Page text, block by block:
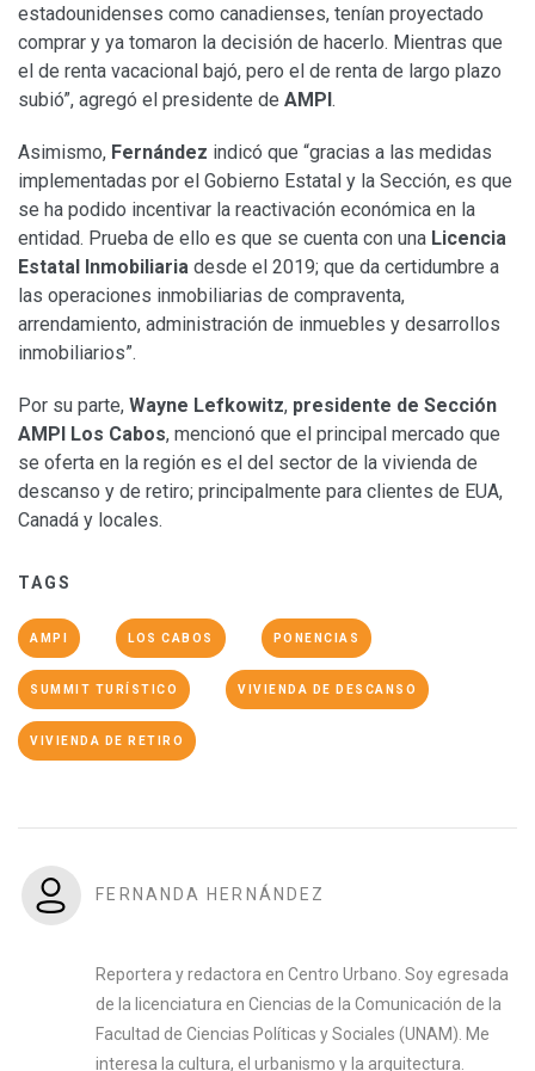
estadounidenses como canadienses, tenían proyectado
comprar y ya tomaron la decisión de hacerlo. Mientras que
el de renta vacacional bajó, pero el de renta de largo plazo
subió”, agregó el presidente de AMPI.
Asimismo, Fernández indicó que “gracias a las medidas
implementadas por el Gobierno Estatal y la Sección, es que
se ha podido incentivar la reactivación económica en la
entidad. Prueba de ello es que se cuenta con una Licencia
Estatal Inmobiliaria desde el 2019; que da certidumbre a
las operaciones inmobiliarias de compraventa,
arrendamiento, administración de inmuebles y desarrollos
inmobiliarios”.
Por su parte, Wayne Lefkowitz, presidente de Sección
AMPI Los Cabos, mencionó que el principal mercado que
se oferta en la región es el del sector de la vivienda de
descanso y de retiro; principalmente para clientes de EUA,
Canadá y locales.
TAGS
AMPI LOS CABOS PONENCIAS
SUMMIT TURÍSTICO VIVIENDA DE DESCANSO
VIVIENDA DE RETIRO
FERNANDA HERNÁNDEZ
Reportera y redactora en Centro Urbano. Soy egresada
de la licenciatura en Ciencias de la Comunicación de la
Facultad de Ciencias Políticas y Sociales (UNAM). Me
interesa la cultura, el urbanismo y la arquitectura.